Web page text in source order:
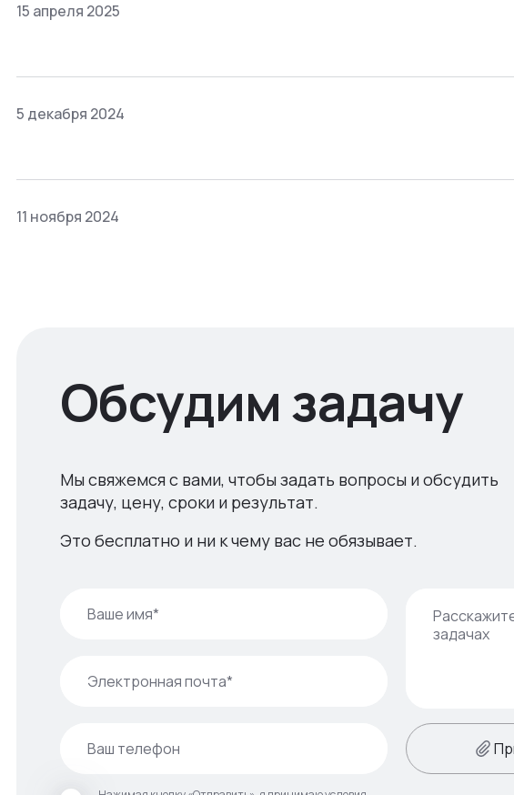
15 апреля 2025
5 декабря 2024
11 ноября 2024
Обсудим задачу
Мы свяжемся с вами, чтобы задать вопросы и обсудить
задачу, цену, сроки и результат.
Это бесплатно и ни к чему вас не обязывает.